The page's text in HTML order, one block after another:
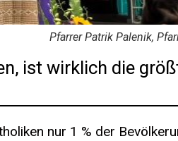
Pfarrer Patrik Palenik,
ist wirklich die
nur 1 % der